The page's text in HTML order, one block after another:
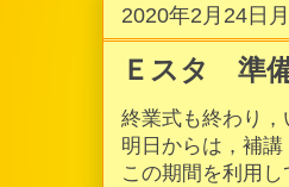
2020年2月24日
Ｅスタ 準
終業式も終わり，
明日からは，補
この期間を利用